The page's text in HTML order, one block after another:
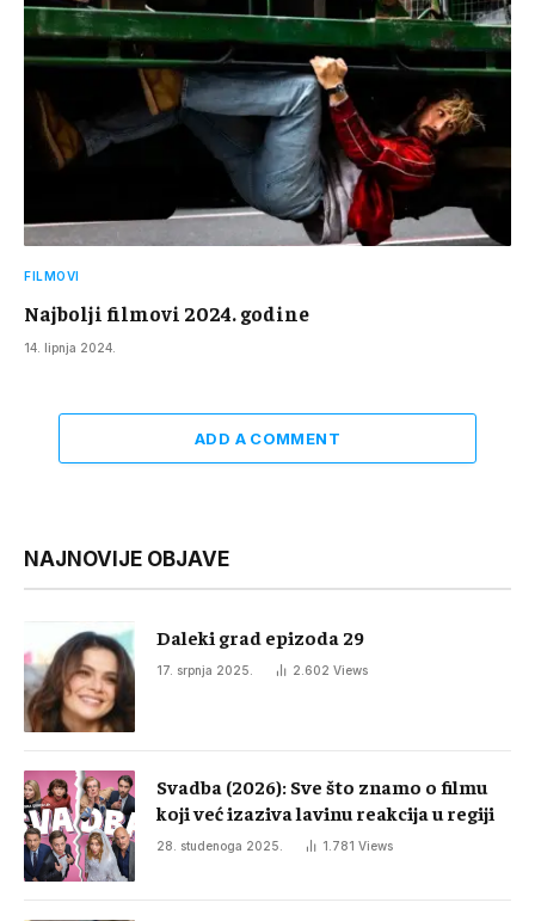
FILMOVI
Najbolji filmovi 2024. godine
14. lipnja 2024.
ADD A COMMENT
NAJNOVIJE OBJAVE
Daleki grad epizoda 29
17. srpnja 2025. 2.602 Views
Svadba (2026): Sve što znamo o filmu
koji već izaziva lavinu reakcija u regiji
28. studenoga 2025. 1.781 Views